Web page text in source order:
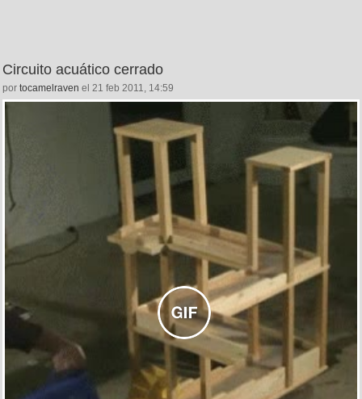
Circuito acuático cerrado
por tocamelraven el 21 feb 2011, 14:59